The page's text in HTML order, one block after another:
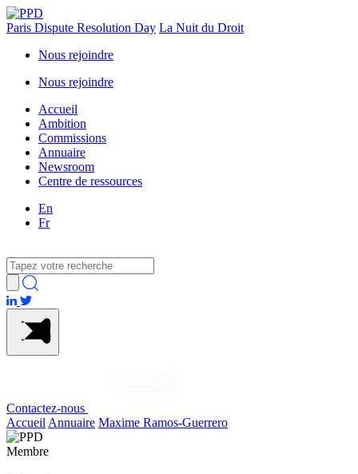
Paris Dispute Resolution Day La Nuit du Droit
Nous rejoindre
Nous rejoindre
Accueil
Ambition
Commissions
Annuaire
Newsroom
Centre de ressources
En
Fr
Contactez-nous
Accueil Annuaire Maxime Ramos-Guerrero
Membre